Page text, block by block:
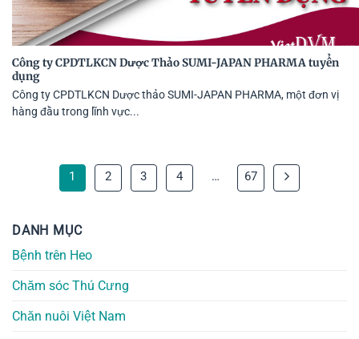
Công ty CPDTLKCN Dược Thảo SUMI-JAPAN PHARMA tuyển
dụng
Công ty CPDTLKCN Dược thảo SUMI-JAPAN PHARMA, một đơn vị
hàng đầu trong lĩnh vực...
1 2 3 4 … 67
DANH MỤC
Bệnh trên Heo
Chăm sóc Thú Cưng
Chăn nuôi Việt Nam